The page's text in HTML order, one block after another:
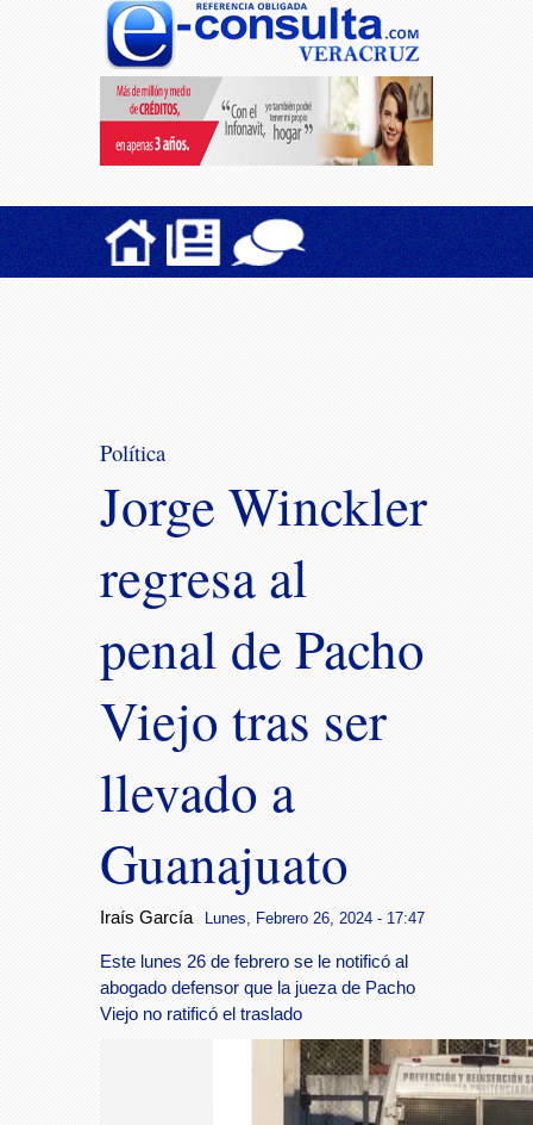
Política
Jorge Winckler
regresa al
penal de Pacho
Viejo tras ser
llevado a
Guanajuato
Iraís García Lunes, Febrero 26, 2024 - 17:47
Este lunes 26 de febrero se le notificó al
abogado defensor que la jueza de Pacho
Viejo no ratificó el traslado